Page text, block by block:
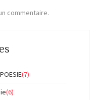
commentaire.
(7)
(6)